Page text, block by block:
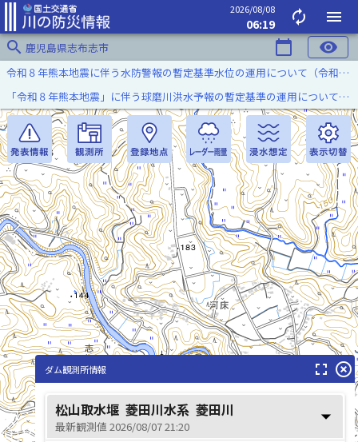
2026/08/08
06:19 autorenew
menu
search 鹿児島県志布志市 calendar_today visibility
令和８年熊本地震に伴う水防警報の暫定基準水位の運用について（令和８年８月７日）
「令和８年熊本地震」に伴う球磨川洪水予報の暫定基準の運用について（令和８年８月５日）
ダム観測所情報 fullscreen highlight_off
松山取水堰 菱田川水系 菱田川
最新観測値 2026/08/07 21:20 arrow_drop_down